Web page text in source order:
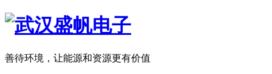
善待环境，让能源和资源更有价值